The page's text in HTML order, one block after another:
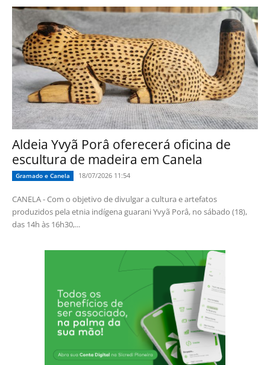
Aldeia Yvyã Porâ oferecerá oficina de
escultura de madeira em Canela
Gramado e Canela 18/07/2026 11:54
CANELA - Com o objetivo de divulgar a cultura e artefatos
produzidos pela etnia indígena guarani Yvyã Porâ, no sábado (18),
das 14h às 16h30,...